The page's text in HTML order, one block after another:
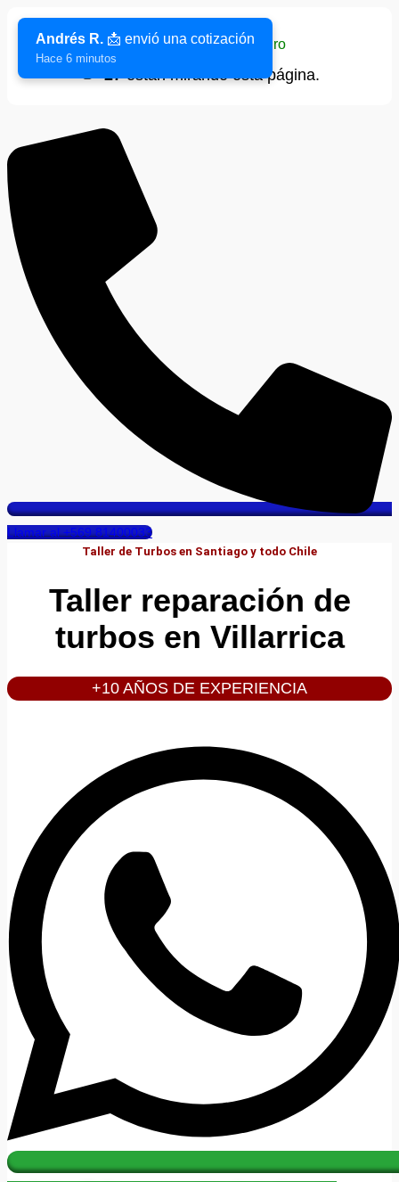
Sitio verificado y seguro
👁️ 27están mirando esta página.
Llamar al +569 81400033
Taller de Turbos en Santiago y todo Chile
Taller reparación de
turbos en Villarrica
+10 AÑOS DE EXPERIENCIA
Andrés R. 📩 envió una cotización
Hace 6 minutos